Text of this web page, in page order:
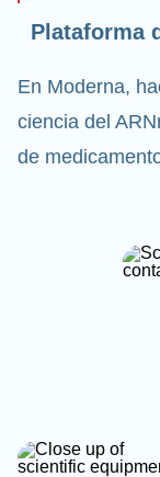
Plataforma
En Moderna,
ciencia del
de